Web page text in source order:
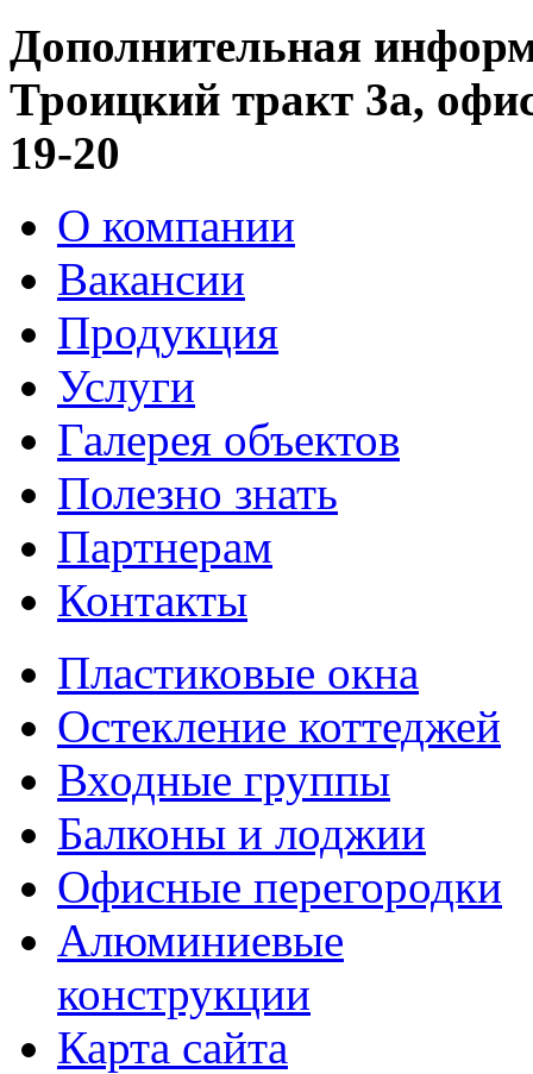
Дополнительная
Троицкий тракт 3а,
19-20
О компании
Вакансии
Продукция
Услуги
Галерея объектов
Полезно знать
Партнерам
Контакты
Пластиковые окна
Остекление коттеджей
Входные группы
Балконы и лоджии
Офисные перегородки
Алюминиевые
конструкции
Карта сайта